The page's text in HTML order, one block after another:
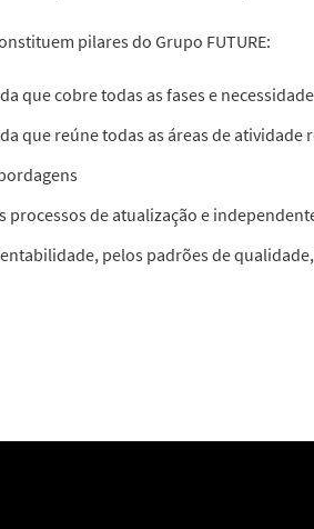
pilares do Grupo FUTURE:
que cobre todas as fases e
que reúne todas as áreas de
processos de atualização e
pelos padrões de